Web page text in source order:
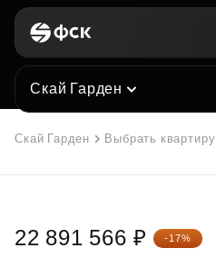
Скай Гарден
Скай Гарден Выбрать квартиру
22 891 566 ₽ -17%